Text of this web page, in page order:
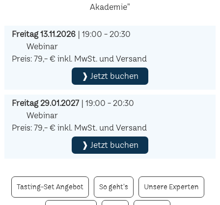
Akademie"
Freitag 13.11.2026| 19:00 - 20:30
Webinar
Preis: 79,- € inkl. MwSt. und Versand
❱ Jetzt buchen
Freitag 29.01.2027| 19:00 - 20:30
Webinar
Preis: 79,- € inkl. MwSt. und Versand
❱ Jetzt buchen
Tasting-Set Angebot So geht's Unsere Experten